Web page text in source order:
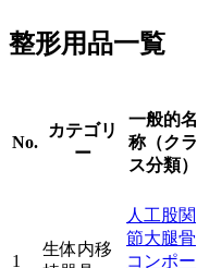
整形用品一覧
No.
カテゴリ
ー
一般的名
称（クラ
ス分類）
1
生体内移
人工股関
節大腿骨
コンポー